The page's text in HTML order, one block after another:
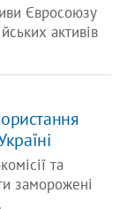
Євросоюзу
активів
та
заморожені